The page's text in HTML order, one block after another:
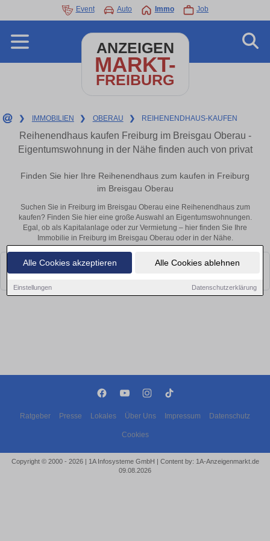
Alle Cookies akzeptieren Alle Cookies ablehnen
Einstellungen Datenschutzerklärung
Event Auto Immo Job
ANZEIGEN
MARKT-
FREIBURG
❯ IMMOBILIEN ❯ OBERAU ❯ REIHENENDHAUS-KAUFEN
Reihenendhaus kaufen Freiburg im Breisgau Oberau -
Eigentumswohnung in der Nähe finden auch von privat
Finden Sie hier Ihre Reihenendhaus zum kaufen in Freiburg
im Breisgau Oberau
Suchen Sie in Freiburg im Breisgau Oberau eine Reihenendhaus zum
kaufen? Finden Sie hier eine große Auswahl an Eigentumswohnungen.
Egal, ob als Kapitalanlage oder zur Vermietung – hier finden Sie Ihre
Immobilie in Freiburg im Breisgau Oberau oder in der Nähe.
Leider konnten wir derzeit keine passenden Objekte finden. Schauen Sie
bald wieder vorbei!
Ratgeber Presse Lokales Über Uns Impressum Datenschutz
Cookies
Copyright © 2000 - 2026 | 1A Infosysteme GmbH | Content by: 1A-Anzeigenmarkt.de
09.08.2026